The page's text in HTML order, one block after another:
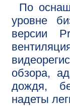
По
уровне
версии
обзора,
дождя,
надеты